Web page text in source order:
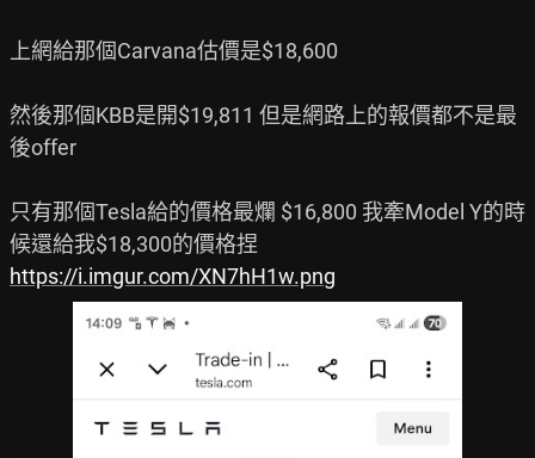
上網給那個Carvana估價是$18,600
然後那個KBB是開$19,811 但是網路上的報價都不是最
後offer
只有那個Tesla給的價格最爛 $16,800 我牽Model Y的時
https://i.imgur.com/XN7hH1w.png